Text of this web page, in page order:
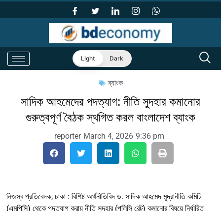
Light Dark
ব্যাংক
সাদিক আহমেদের পদত্যাগ: নীতি সুদহার কমানোর
গুরুত্বপূর্ণ বৈঠক স্থগিত করল বাংলাদেশ ব্যাংক
reporter March 4, 2026 9:36 pm
নিজস্ব প্রতিবেদক, ঢাকা : বিশিষ্ট অর্থনীতিবিদ ড. সাদিক আহমেদ মুদ্রানীতি কমিটি
(এমপিসি) থেকে পদত্যাগ করায় নীতি সুদহার (পলিসি রেট) কমানোর বিষয়ে নির্ধারিত